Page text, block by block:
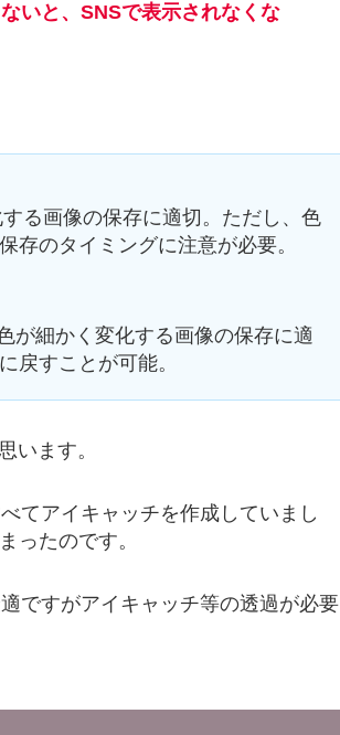
いと、SNSで表示されなくな
る画像の保存に適切。ただし、色
存のタイミングに注意が必要。
が細かく変化する画像の保存に適
戻すことが可能。
います。
てアイキャッチを作成していまし
ったのです。
ですがアイキャッチ等の透過が必要